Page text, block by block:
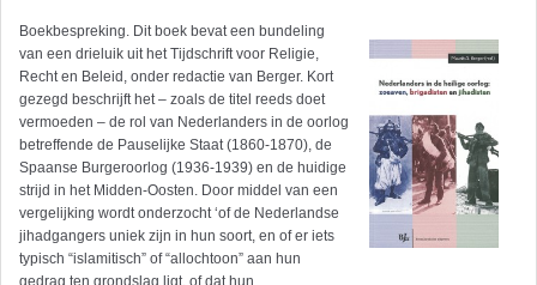
Boekbespreking. Dit boek bevat een bundeling
van een drieluik uit het Tijdschrift voor Religie,
Recht en Beleid, onder redactie van Berger. Kort
gezegd beschrijft het – zoals de titel reeds doet
vermoeden – de rol van Nederlanders in de oorlog
betreffende de Pauselijke Staat (1860-1870), de
Spaanse Burgeroorlog (1936-1939) en de huidige
strijd in het Midden-Oosten. Door middel van een
vergelijking wordt onderzocht ‘of de Nederlandse
jihadgangers uniek zijn in hun soort, en of er iets
typisch “islamitisch” of “allochtoon” aan hun